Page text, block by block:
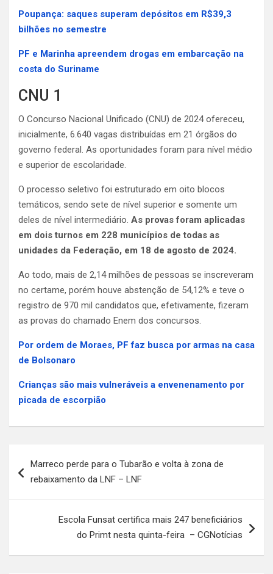
Poupança: saques superam depósitos em R$39,3
bilhões no semestre
PF e Marinha apreendem drogas em embarcação na
costa do Suriname
CNU 1
O Concurso Nacional Unificado (CNU) de 2024 ofereceu,
inicialmente, 6.640 vagas distribuídas em 21 órgãos do
governo federal. As oportunidades foram para nível médio
e superior de escolaridade.
O processo seletivo foi estruturado em oito blocos
temáticos, sendo sete de nível superior e somente um
deles de nível intermediário. As provas foram aplicadas
em dois turnos em 228 municípios de todas as
unidades da Federação, em 18 de agosto de 2024.
Ao todo, mais de 2,14 milhões de pessoas se inscreveram
no certame, porém houve abstenção de 54,12% e teve o
registro de 970 mil candidatos que, efetivamente, fizeram
as provas do chamado Enem dos concursos.
Por ordem de Moraes, PF faz busca por armas na casa
de Bolsonaro
Crianças são mais vulneráveis a envenenamento por
picada de escorpião
de
Marreco perde para o Tubarão e volta à zona de
rebaixamento da LNF – LNF
Escola Funsat certifica mais 247 beneficiários
do Primt nesta quinta-feira – CGNotícias